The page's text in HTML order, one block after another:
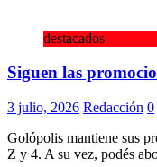
destacados
Siguen las
3 julio, 2026 Redacción 0
Golópolis mantiene sus
Z y 4. A su vez, podés